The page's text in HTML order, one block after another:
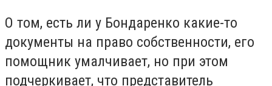
О том, есть ли у Бондаренко какие-то
документы на право собственности, его
помощник умалчивает, но при этом
подчеркивает, что представитель